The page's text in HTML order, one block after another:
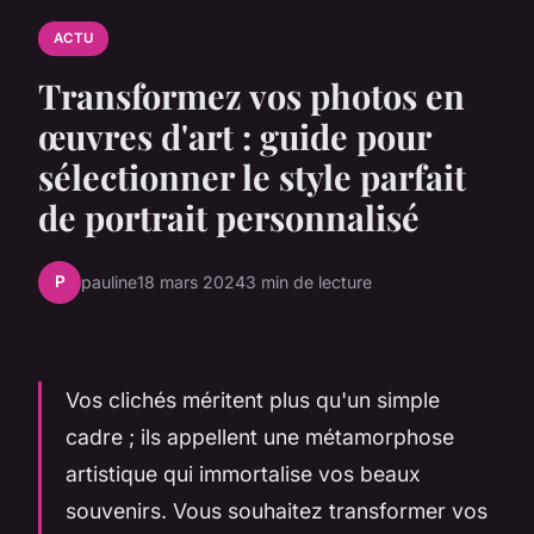
ACTU
Transformez vos photos en
œuvres d'art : guide pour
sélectionner le style parfait
de portrait personnalisé
P pauline18 mars 20243 min de lecture
Vos clichés méritent plus qu'un simple
cadre ; ils appellent une métamorphose
artistique qui immortalise vos beaux
souvenirs. Vous souhaitez transformer vos